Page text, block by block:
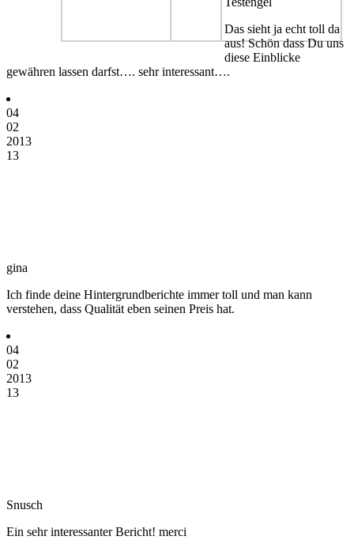
Das sieht ja echt toll da
aus! Schön dass Du uns
diese Einblicke
gewähren lassen darfst…. sehr interessant….
04
02
2013
13
gina
Ich finde deine Hintergrundberichte immer toll und man kann
verstehen, dass Qualität eben seinen Preis hat.
04
02
2013
13
Snusch
Ein sehr interessanter Bericht! merci